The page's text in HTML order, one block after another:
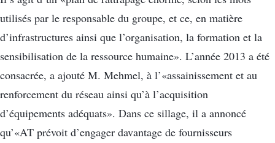
utilisés par le responsable du groupe, et ce, en matière
d’infrastructures ainsi que l’organisation, la formation et la
sensibilisation de la ressource humaine». L’année 2013 a été
consacrée, a ajouté M. Mehmel, à l’«assainissement et au
renforcement du réseau ainsi qu’à l’acquisition
d’équipements adéquats». Dans ce sillage, il a annoncé
qu’«AT prévoit d’engager davantage de fournisseurs